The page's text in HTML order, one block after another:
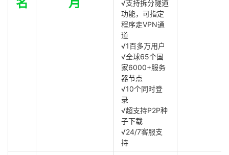
√支持拆分隧道
功能，可指定
程序走VPN通
道
√1百多万用户
√全球65个国
家6000+服务
器节点
√10个同时登
录
√超支持P2P种
子下载
√24/7客服支
持